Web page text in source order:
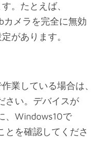
。たとえば、
カメラを完全に無効
があります。
業している場合は、
さい。デバイスが
、Windows10で
とを確認してくださ